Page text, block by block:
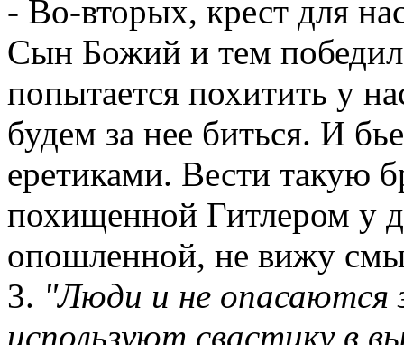
- Во-вторых, крест для
Сын Божий и тем победил
попытается похитить у
будем за нее биться. И
еретиками. Вести такую
похищенной Гитлером у
опошленной, не вижу
3. "Люди и не опасаются
используют свастику в